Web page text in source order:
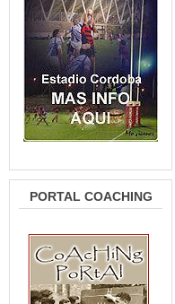
PORTAL COACHING